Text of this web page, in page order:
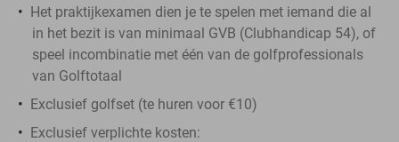
Het praktijkexamen dien je te spelen met iemand die al
in het bezit is van minimaal GVB (Clubhandicap 54), of
speel incombinatie met één van de golfprofessionals
van Golftotaal
Exclusief golfset (te huren voor €10)
Exclusief verplichte kosten: